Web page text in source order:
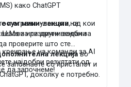
како ChatGPT
и ограничувањата на
за различни задачи
креирање на команди за AI
најдобри резултати од
осум мини-лекции, од кои
или други вежби за
проверите што сте
лекцијаво
запознаете со пристапот и
доколку е потребно.
да започнеме!